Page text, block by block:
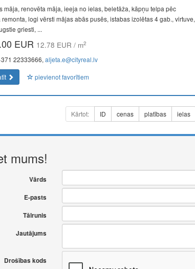
māja, renovēta māja, ieeja no ielas, beletāža, kāpņu telpa pēc
logi vērsti mājas abās pusēs, istabas izolētas 4 gab., virtuve,
griesti, ...
EUR 12.78 EUR / m2
22333666, aljeta.e@cityreal.lv
pievienot favorītiem
Kārtot: ID cenas platības ielas
mums!
Vārds
E-pasts
Tālrunis
Jautājums
Drošības kods